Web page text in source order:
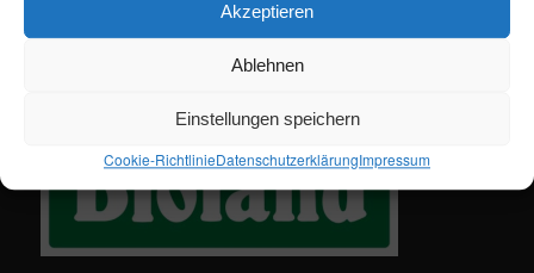
Akzeptieren
Ablehnen
Einstellungen speichern
Cookie-RichtlinieDatenschutzerklärungImpressum